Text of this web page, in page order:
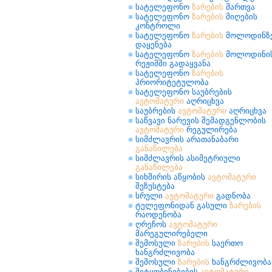
სატელეფონო ზარების მართვა
სატელეფონო ზარების მიღების
კონტროლი
სატელეფონო ზარების
დაყენება
სატელეფონო ზარების
რეჟიმში გადაყვანა
სატელეფონო ზარების
პრიორიტეტულობა
სატელეფონო საუბრების
ავტომატური აღრიცხვა
საუბრების ავტომატური აღრიცხვა
საწვავი ნარევის შემადგენლობის
ავტომატური რეგულირება
სიმძლავრის არათანაბარი
განაწილება
სიმძლავრის ასიმეტრიული
განაწილება
სიხშირის აწყობის ავტომატური
შეზუსტება
სრული ავტომატური გადნობა
ტელეფონიდან გასული ზარების
რაოდენობა
ღრეჩოს ავტომატური
მარეგულირებელი
შემოსული ზარების საერთო
ხანგრძლივობა
შემოსული ზარების ხანგრძლივობა